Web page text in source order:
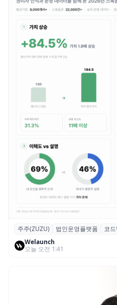
스톡옵션 취소율 2년
권리 발생 즉시 행사 비
주주(ZUZU) 법인운영플랫폼 코
Welaunch
오늘 오전 1:41